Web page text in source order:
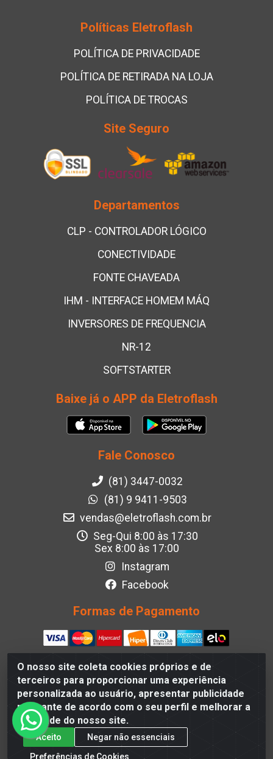
O nosso site coleta cookies próprios e de
terceiros para proporcionar uma experiência
personalizada ao usuário, apresentar publicidade
relevante de acordo com o seu perfil e melhorar a
qualidade do nosso site.
Aceito
Negar não essenciais
Preferências de Cookies
Políticas Eletroflash
POLÍTICA DE PRIVACIDADE
POLÍTICA DE RETIRADA NA LOJA
POLÍTICA DE TROCAS
Site Seguro
Departamentos
CLP - CONTROLADOR LÓGICO
CONECTIVIDADE
FONTE CHAVEADA
IHM - INTERFACE HOMEM MÁQ
INVERSORES DE FREQUENCIA
NR-12
SOFTSTARTER
Baixe já o APP da Eletroflash
Fale Conosco
(81) 3447-0032
(81) 9 9411-9503
vendas@eletroflash.com.br
Seg-Qui 8:00 às 17:30
Sex 8:00 às 17:00
Instagram
Facebook
Formas de Pagamento
Eletroflash - R. Maj. Justino da Silveira, 202 - Afogados,
Recife - PE, 50830-390, Brazil - CNPJ 05.012.582/0001-40